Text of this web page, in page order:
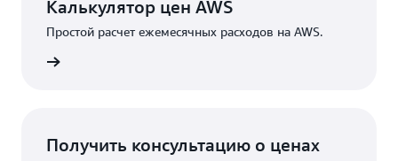
Калькулятор цен AWS
Простой расчет ежемесячных расходов на AWS.
Получить консультацию о ценах